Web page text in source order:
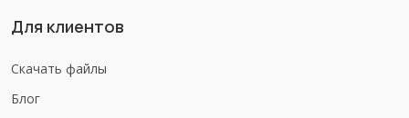
Для клиентов
Скачать файлы
Блог